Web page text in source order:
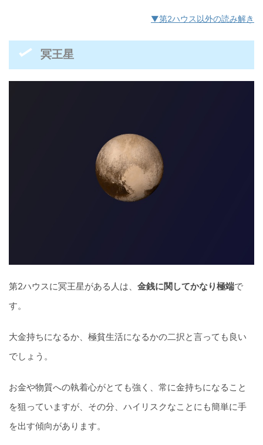
▼第2ハウス以外の読み解き
冥王星
第2ハウスに冥王星がある人は、 金銭に関してかなり極端で
す。
大金持ちになるか、極貧生活になるかの二択と言っても良い
でしょう。
お金や物質への執着心がとても強く、常に金持ちになること
を狙っていますが、その分、ハイリスクなことにも簡単に手
を出す傾向があります。